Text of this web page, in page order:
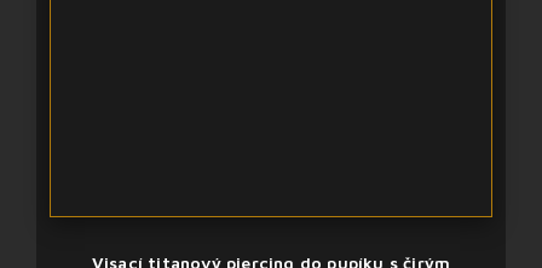
Visací titanový piercing do pupíku s čirým